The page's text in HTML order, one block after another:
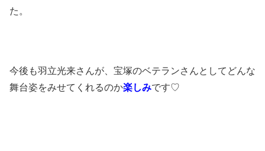
た。
今後も羽立光来さんが、宝塚のベテランさんとしてどんな
舞台姿をみせてくれるのか楽しみです♡